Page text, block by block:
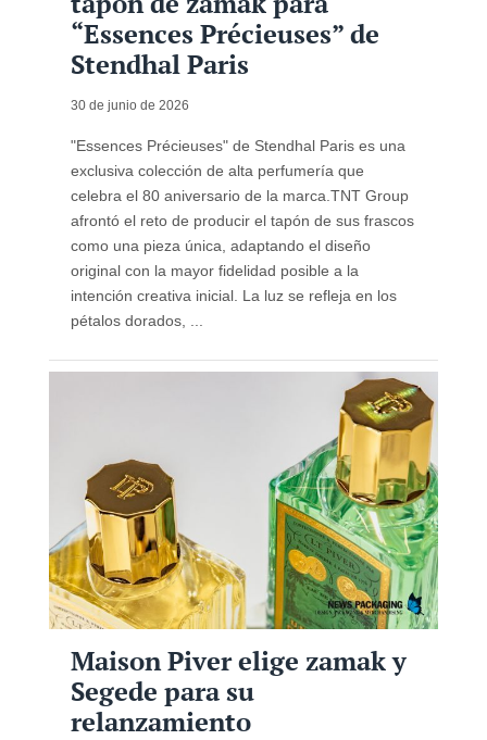
“Essences Précieuses” de
Stendhal Paris
30 de junio de 2026
"Essences Précieuses" de Stendhal Paris es una
exclusiva colección de alta perfumería que
celebra el 80 aniversario de la marca.TNT Group
afrontó el reto de producir el tapón de sus frascos
como una pieza única, adaptando el diseño
original con la mayor fidelidad posible a la
intención creativa inicial. La luz se refleja en los
pétalos dorados, ...
Maison Piver elige zamak y
Segede para su
relanzamiento